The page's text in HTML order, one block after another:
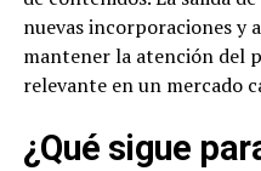
nuevas incorporaciones y
mantener la atención del
relevante en un mercado
¿Qué sigue